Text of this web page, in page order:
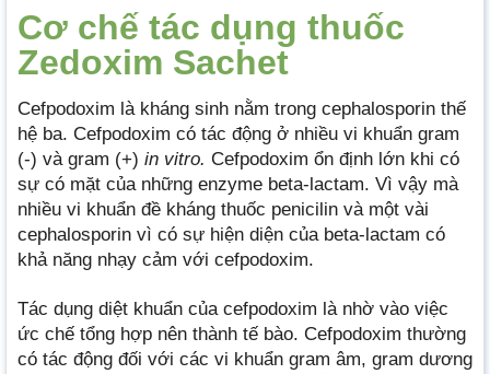
Cơ chế tác dụng thuốc
Zedoxim Sachet
Cefpodoxim là kháng sinh nằm trong cephalosporin thế
hệ ba. Cefpodoxim có tác động ở nhiều vi khuẩn gram
(-) và gram (+) in vitro. Cefpodoxim ổn định lớn khi có
sự có mặt của những enzyme beta-lactam. Vì vậy mà
nhiều vi khuẩn đề kháng thuốc penicilin và một vài
cephalosporin vì có sự hiện diện của beta-lactam có
khả năng nhạy cảm với cefpodoxim.
Tác dụng diệt khuẩn của cefpodoxim là nhờ vào việc
ức chế tổng hợp nên thành tế bào. Cefpodoxim thường
có tác động đối với các vi khuẩn gram âm, gram dương